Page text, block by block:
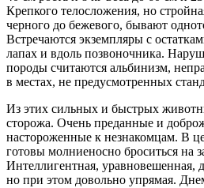
Крепкого телосложения, но
черного до бежевого, бывают
Встречаются экземпляры с
лапах и вдоль позвоночника.
породы считаются альбинизм,
в местах, не предусмотренных
Из этих сильных и быстрых
сторожа. Очень преданные и
настороженные к незнакомцам. В
готовы молниеносно броситься на
Интеллигентная, уравновешенная,
но при этом довольно упрямая.